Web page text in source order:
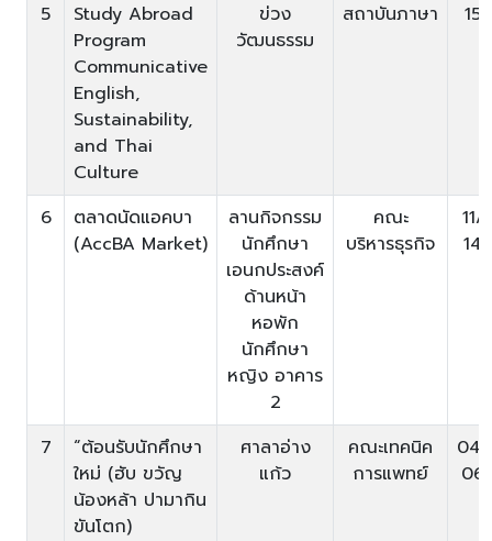
5
Study Abroad
Program
Communicative
English,
Sustainability,
and Thai
Culture
ข่วง
วัฒนธรรม
สถาบันภาษา
6
ตลาดนัดแอคบา
(AccBA Market)
ลานกิจกรรม
นักศึกษา
เอนกประสงค์
ด้านหน้า
หอพัก
นักศึกษา
หญิง อาคาร
2
คณะ
บริหารธุรกิจ
7
“ต้อนรับนักศึกษา
ใหม่ (ฮับ ขวัญ
น้องหล้า ปามากิน
ขันโตก)
ศาลาอ่าง
แก้ว
คณะเทคนิค
การแพทย์